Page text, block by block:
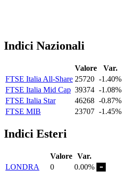
Indici Nazionali
Valore
Var.
FTSE Italia All-Share 25720 -1.40%
FTSE Italia Mid Cap 39374 -1.08%
FTSE Italia Star
46268 -0.87%
FTSE MIB
23707 -1.45%
Indici Esteri
Valore Var.
LONDRA
0
0.00%